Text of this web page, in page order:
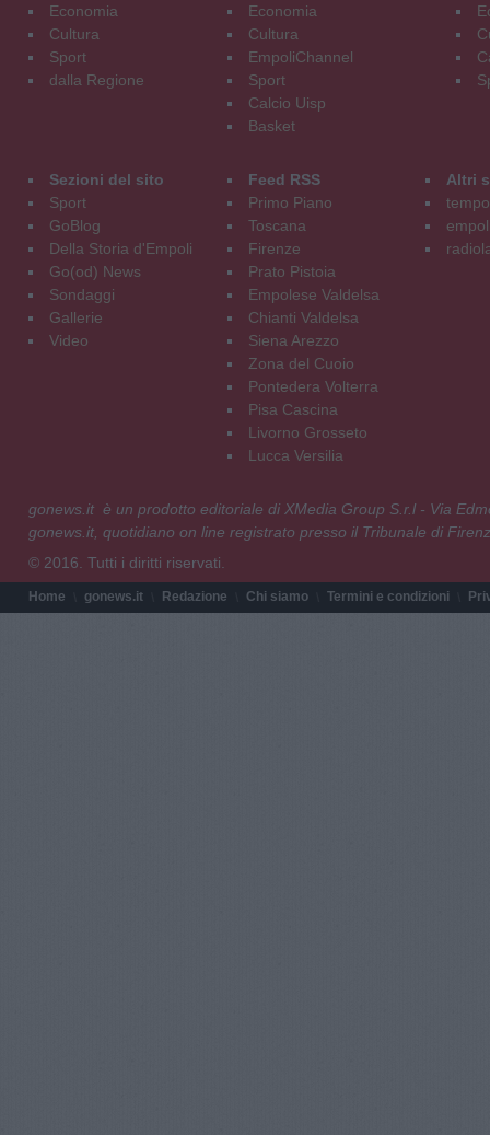
Economia
Cultura
Sport
dalla Regione
Economia
Cultura
EmpoliChannel
Sport
Calcio Uisp
Basket
Sezioni del sito
Sport
GoBlog
Della Storia d'Empoli
Go(od) News
Sondaggi
Gallerie
Video
Feed RSS
Primo Piano
Toscana
Firenze
Prato Pistoia
Empolese Valdelsa
Chianti Valdelsa
Siena Arezzo
Zona del Cuoio
Pontedera Volterra
Pisa Cascina
Livorno Grosseto
Lucca Versilia
Altri
gonews.it è un prodotto editoriale di XMedia Group S.r.l - Via
gonews.it, quotidiano on line registrato presso il Tribunale di
© 2016. Tutti i diritti riservati.
Home gonews.it Redazione Chi siamo Termini e condizioni